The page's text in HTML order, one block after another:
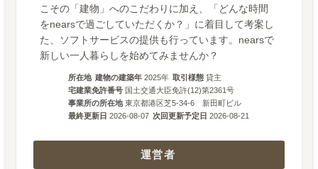
こその「建物」へのこだわりに加え、「どんな時間
をnearsで過ごしていただくか？」に着目して考案し
た、ソフトサービスの提供も行っています。nearsで
新しい一人暮らしを始めてみませんか？
所在地 建物の建築年 2025年 取引様態 貸主
宅建業免許番号 国土交通大臣免許(12)第2361号
事業所の所在地 東京都港区芝5-34-6 新田町ビル
最終更新日 2026-08-07 次回更新予定日 2026-08-21
運営者